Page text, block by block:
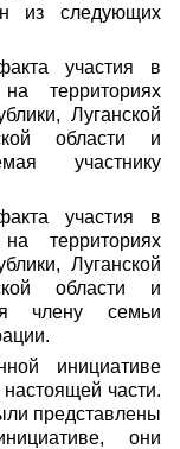
из следующих
участия в
территориях
Луганской
области и
участнику
участия в
территориях
Луганской
области и
члену семьи
инициативе
части.
представлены
они